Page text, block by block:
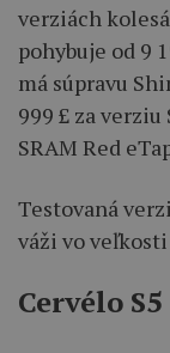
verziách
pohybuje od 9
má súpravu
999 £ za verziu
SRAM Red
Testovaná
váži vo
Cervélo